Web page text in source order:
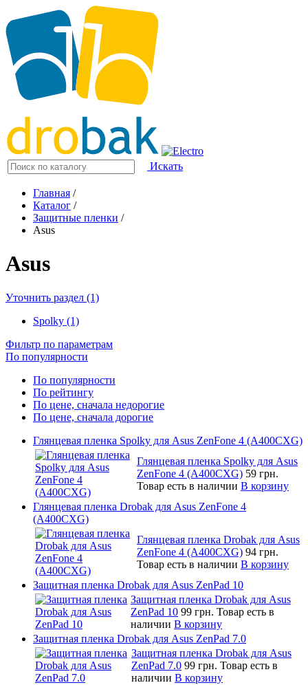
Искать
Главная /
Каталог /
Защитные пленки /
Asus
Asus
Уточнить раздел (1)
Spolky (1)
Фильтр по параметрам
По популярности
По популярности
По рейтингу
По цене, сначала недорогие
По цене, сначала дорогие
Глянцевая пленка Spolky для Asus ZenFone 4 (A400CXG)
Глянцевая пленка Spolky для Asus
ZenFone 4 (A400CXG) 59 грн.
Товар есть в наличии В корзину
Глянцевая пленка Drobak для Asus ZenFone 4
(A400CXG)
Глянцевая пленка Drobak для Asus
ZenFone 4 (A400CXG) 94 грн.
Товар есть в наличии В корзину
Защитная пленка Drobak для Asus ZenPad 10
Защитная пленка Drobak для Asus
ZenPad 10 99 грн. Товар есть в
наличии В корзину
Защитная пленка Drobak для Asus ZenPad 7.0
Защитная пленка Drobak для Asus
ZenPad 7.0 99 грн. Товар есть в
наличии В корзину